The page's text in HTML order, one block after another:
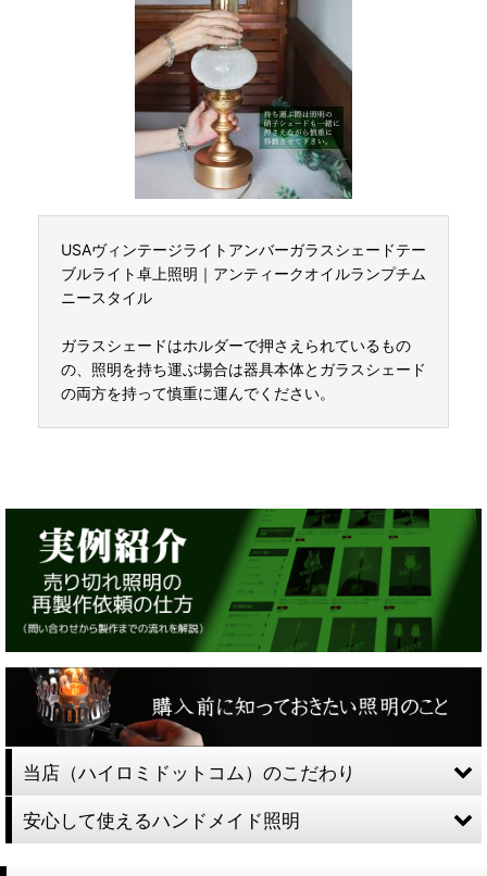
USAヴィンテージライトアンバーガラスシェードテー
ブルライト卓上照明｜アンティークオイルランプチム
ニースタイル
ガラスシェードはホルダーで押さえられているもの
の、照明を持ち運ぶ場合は器具本体とガラスシェード
の両方を持って慎重に運んでください。
当店（ハイロミドットコム）のこだわり
安心して使えるハンドメイド照明